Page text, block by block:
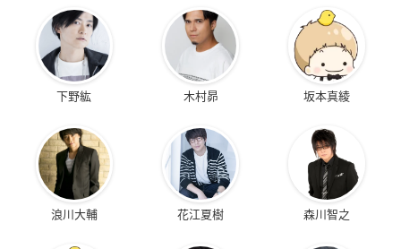
下野紘 木村昴 坂本真綾
浪川大輔 花江夏樹 森川智之